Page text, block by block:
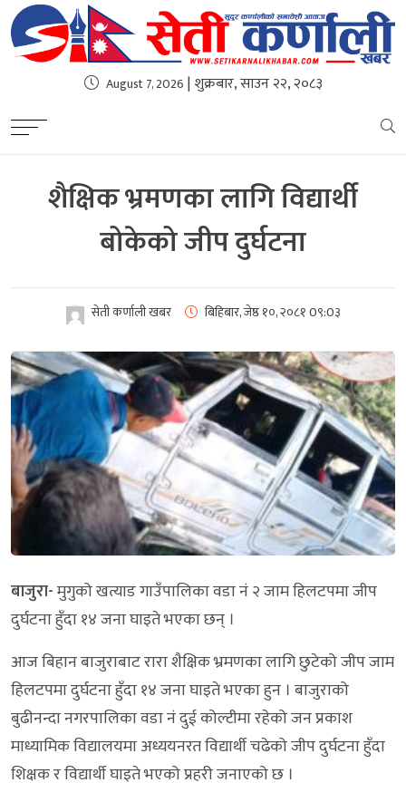
August 7, 2026 | शुक्रबार, साउन २२, २०८३
शैक्षिक भ्रमणका लागि विद्यार्थी
बोकेको जीप दुर्घटना
सेती कर्णाली खबर बिहिबार, जेष्ठ १०, २०८१0९:0३
बाजुरा-मुगुको खत्याड गाउँपालिका वडा नं २ जाम हिलटपमा जीप
दुर्घटना हुँदा १४ जना घाइते भएका छन् ।
आज बिहान बाजुराबाट रारा शैक्षिक भ्रमणका लागि छुटेको जीप जाम
हिलटपमा दुर्घटना हुँदा १४ जना घाइते भएका हुन । बाजुराको
बुढीनन्दा नगरपालिका वडा नं दुई कोल्टीमा रहेको जन प्रकाश
माध्यामिक विद्यालयमा अध्ययनरत विद्यार्थी चढेको जीप दुर्घटना हुँदा
शिक्षक र विद्यार्थी घाइते भएको प्रहरी जनाएको छ ।